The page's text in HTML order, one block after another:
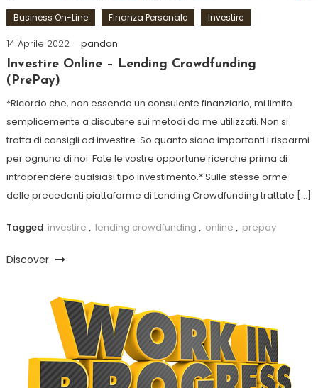
Business On-Line Finanza Personale Investire
14 Aprile 2022
pandan
Investire Online – Lending Crowdfunding
(PrePay)
*Ricordo che, non essendo un consulente finanziario, mi limito
semplicemente a discutere sui metodi da me utilizzati. Non si
tratta di consigli ad investire. So quanto siano importanti i risparmi
per ognuno di noi. Fate le vostre opportune ricerche prima di
intraprendere qualsiasi tipo investimento.* Sulle stesse orme
delle precedenti piattaforme di Lending Crowdfunding trattate […]
Tagged investire , lending crowdfunding , online , prepay
Discover